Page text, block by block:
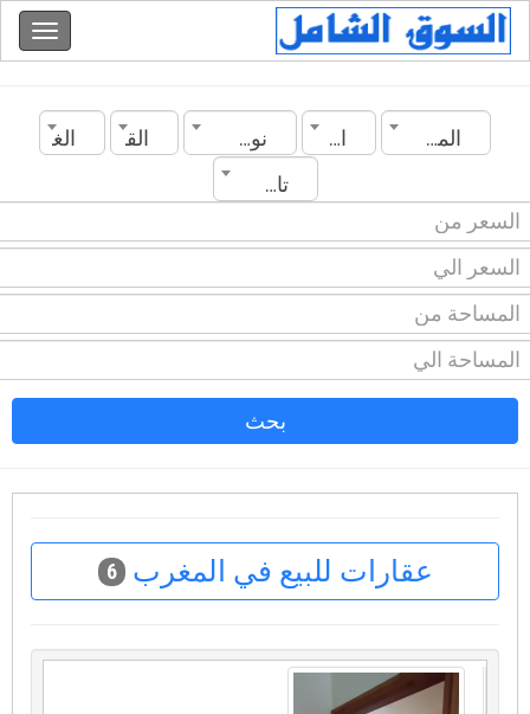
المغرب المدينة نوع العقار القسم
الغرف
تاريخ الانشاء
بحث
عقارات للبيع في المغرب 6